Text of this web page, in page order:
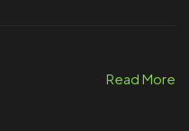
Read More